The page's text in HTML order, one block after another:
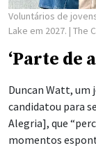
Voluntários de
Lake em 2027. | The
‘Parte de
Duncan Watt, um
candidatou para
Alegria], que
momentos